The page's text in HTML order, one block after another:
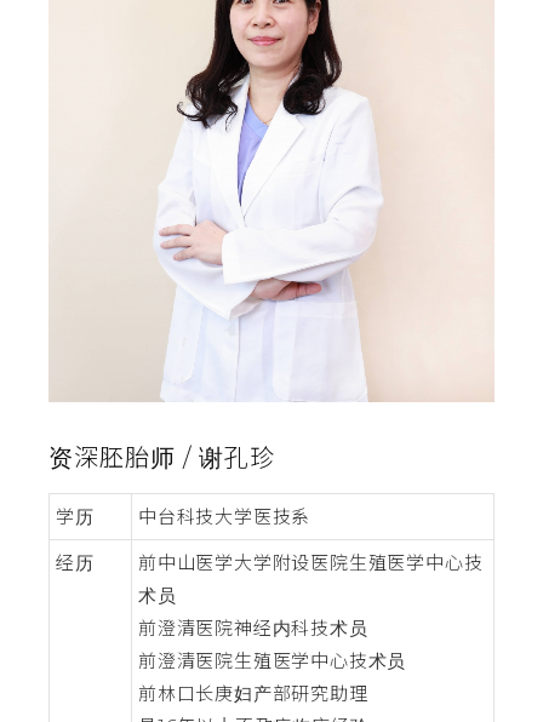
资深胚胎师 / 谢孔珍
学历
中台科技大学医技系
经历
前中山医学大学附设医院生殖医学中心技
术员
前澄清医院神经内科技术员
前澄清医院生殖医学中心技术员
前林口长庚妇产部研究助理